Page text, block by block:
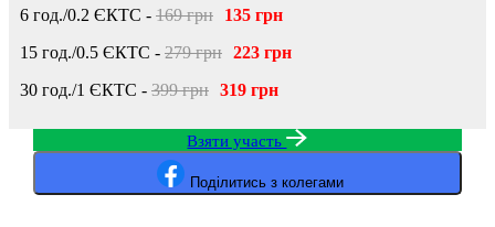
6 год./0.2 ЄКТС - 169 грн
135 грн
15 год./0.5 ЄКТС - 279 грн 223 грн
30 год./1 ЄКТС - 399 грн 319 грн
Взяти участь
Поділитись з колегами